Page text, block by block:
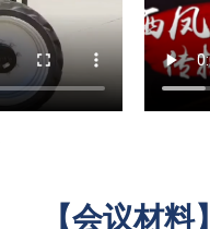
【会议材料】